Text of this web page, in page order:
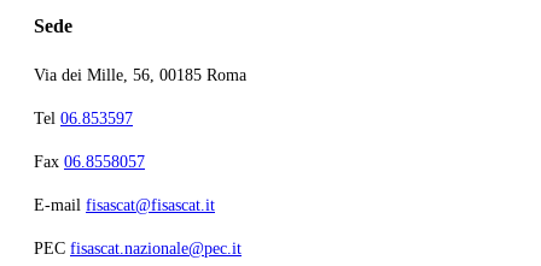
Sede
Via dei Mille, 56, 00185 Roma
Tel 06.853597
Fax 06.8558057
E-mail fisascat@fisascat.it
PEC fisascat.nazionale@pec.it